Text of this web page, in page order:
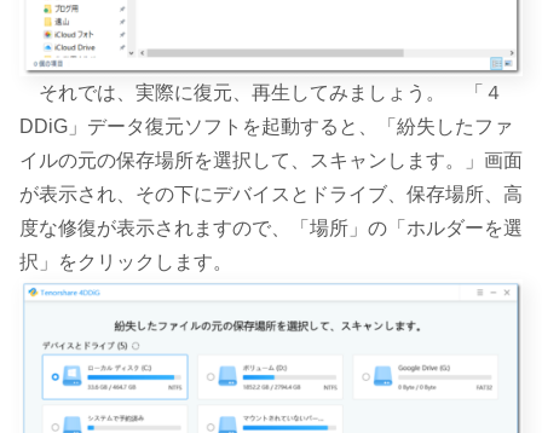
それでは、実際に復元、再生してみましょう。 「４
DDiG」データ復元ソフトを起動すると、「紛失したファ
イルの元の保存場所を選択して、スキャンします。」画面
が表示され、その下にデバイスとドライブ、保存場所、高
度な修復が表示されますので、「場所」の「ホルダーを選
択」をクリックします。